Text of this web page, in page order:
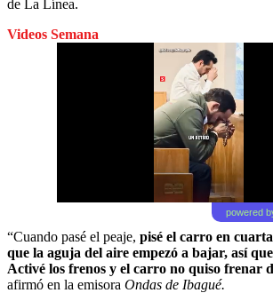
de La Línea.
Videos Semana
powered
“Cuando pasé el peaje, pisé el carro en
que la aguja del aire empezó a bajar, así
Activé los frenos y el carro no quiso frenar
afirmó en la emisora Ondas de Ibagué.